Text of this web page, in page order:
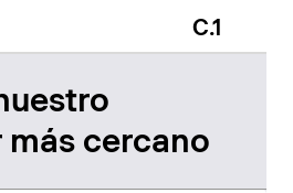
C.1
cercano